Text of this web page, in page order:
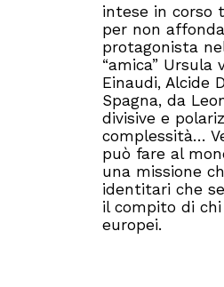
intese in corso
per non
protagonista
“amica”
Einaudi, Alcide
Spagna, da
divisive e
complessità…
può fare al
una missione
identitari che
il compito di
europei.